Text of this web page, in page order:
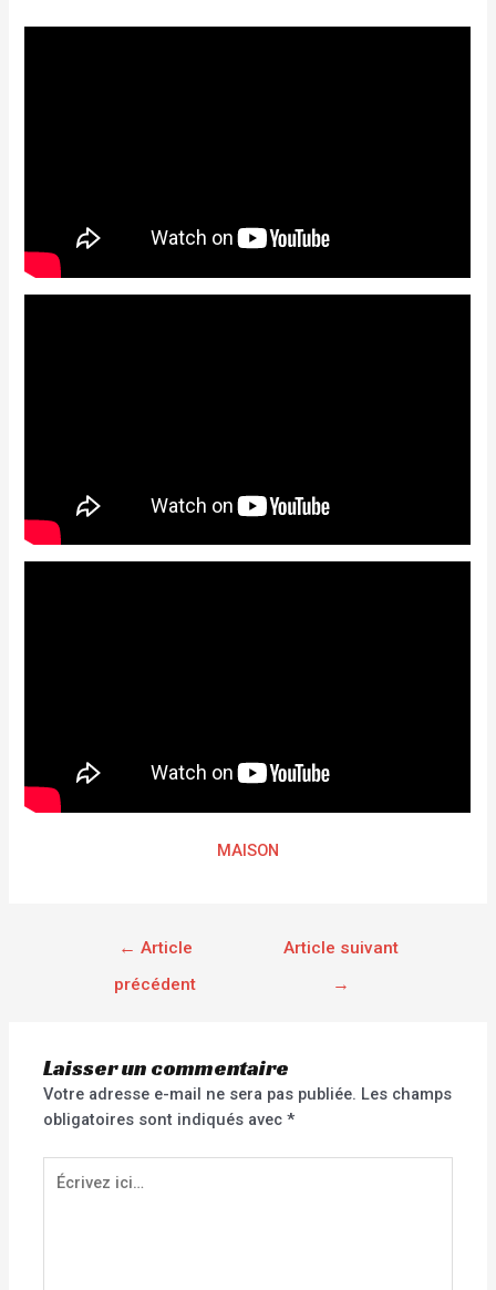
MAISON
← Article
précédent
Article suivant
→
Laisser un commentaire
Votre adresse e-mail ne sera pas publiée. Les champs
obligatoires sont indiqués avec*
Écrivez
ici…